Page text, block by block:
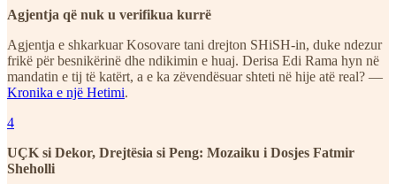
Agjentja që nuk u verifikua kurrë
Agjentja e shkarkuar Kosovare tani drejton SHiSH-in, duke ndezur
frikë për besnikërinë dhe ndikimin e huaj. Derisa Edi Rama hyn në
mandatin e tij të katërt, a e ka zëvendësuar shteti në hije atë real? —
Kronika e një Hetimi.
4
UÇK si Dekor, Drejtësia si Peng: Mozaiku i Dosjes Fatmir
Sheholli